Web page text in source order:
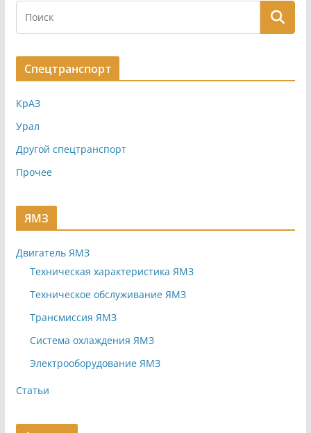
Спецтранспорт
КрАЗ
Урал
Другой спецтранспорт
Прочее
ЯМЗ
Двигатель ЯМЗ
Техническая характеристика ЯМЗ
Техническое обслуживание ЯМЗ
Трансмиссия ЯМЗ
Система охлаждения ЯМЗ
Электрооборудование ЯМЗ
Статьи